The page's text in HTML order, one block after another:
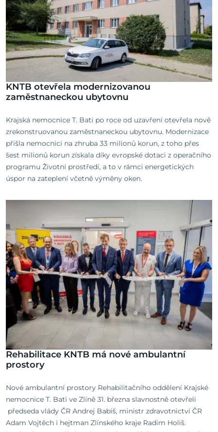
KNTB otevřela modernizovanou
zaměstnaneckou ubytovnu
Krajská nemocnice T. Bati po roce od uzavření otevřela nově
zrekonstruovanou zaměstnaneckou ubytovnu. Modernizace
přišla nemocnici na zhruba 33 milionů korun, z toho přes
šest milionů korun získala díky evropské dotaci z operačního
programu Životní prostředí, a to v rámci energetických
úspor na zateplení včetně výměny oken.
Rehabilitace KNTB má nové ambulantní
prostory
Nové ambulantní prostory Rehabilitačního oddělení Krajské
nemocnice T. Bati ve Zlíně 31. března slavnostně otevřeli
předseda vlády ČR Andrej Babiš, ministr zdravotnictví ČR
Adam Vojtěch i hejtman Zlínského kraje Radim Holiš.